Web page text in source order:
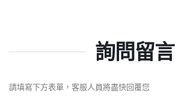
詢問留言
請填寫下方表單，客服人員將盡快回覆您